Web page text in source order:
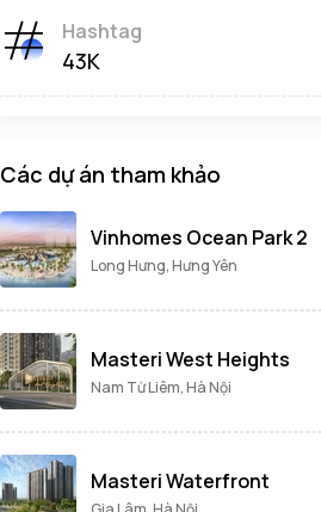
Hashtag
43K
Các dự án tham khảo
Vinhomes Ocean Park 2
Long Hưng, Hưng Yên
Masteri West Heights
Nam Từ Liêm, Hà Nội
Masteri Waterfront